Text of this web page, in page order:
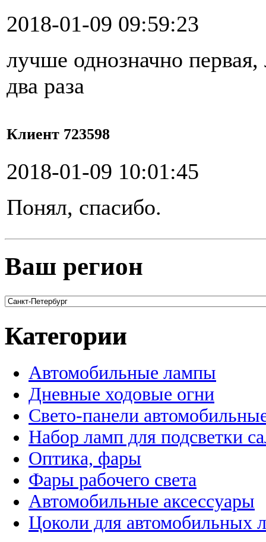
2018-01-09 09:59:23
лучше однозначно
два раза
Клиент 723598
2018-01-09 10:01:45
Понял, спасибо.
Ваш регион
Категории
Автомобильные лампы
Дневные ходовые огни
Свето-панели
Набор ламп для подсветки
Оптика, фары
Фары рабочего света
Автомобильные аксессуары
Цоколи для автомобильных